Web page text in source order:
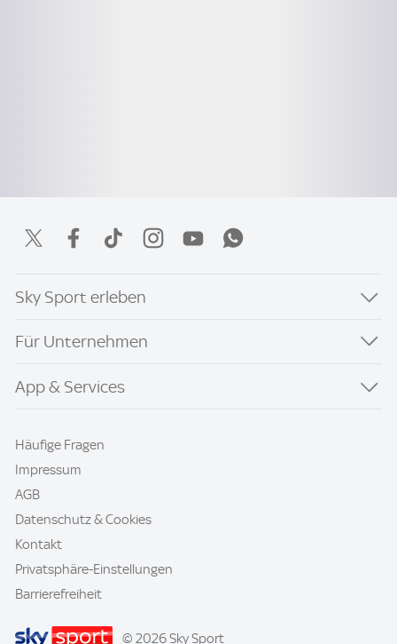
Sky Sport erleben
Für Unternehmen
App & Services
Häufige Fragen
Impressum
AGB
Datenschutz & Cookies
Kontakt
Privatsphäre-Einstellungen
Barrierefreiheit
© 2026 Sky Sport